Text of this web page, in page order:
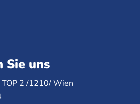
Sie uns
TOP 2 /1210/ Wien